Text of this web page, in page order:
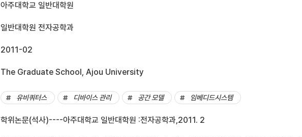
아주대학교 일반대학원
일반대학원 전자공학과
2011-02
The Graduate School, Ajou University
유비쿼터스 디바이스 관리 공간 모델 임베디드시스템
학위논문(석사)----아주대학교 일반대학원 :전자공학과,2011. 2